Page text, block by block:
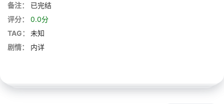
备注：
已完结
评分：
0.0分
TAG：
未知
剧情：
内详